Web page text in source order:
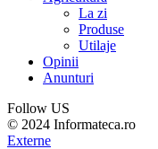
La zi
Produse
Utilaje
Opinii
Anunturi
Follow US
© 2024 Informateca.ro
Externe